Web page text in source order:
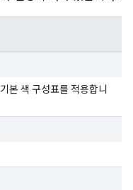
본 색 구성표를 적용합니